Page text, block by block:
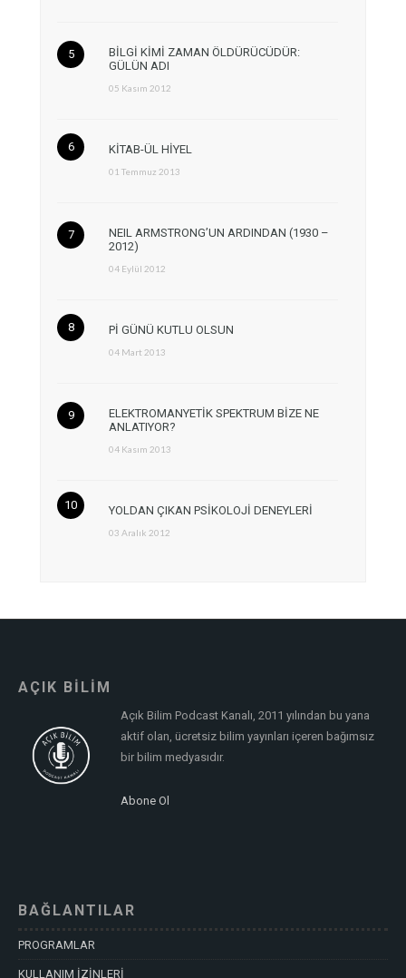
BİLGİ KİMİ ZAMAN ÖLDÜRÜCÜDÜR:
GÜLÜN ADI
05 Kasım 2012
KİTAB-ÜL HİYEL
01 Temmuz 2013
NEIL ARMSTRONG’UN ARDINDAN (1930 –
2012)
04 Eylül 2012
Pİ GÜNÜ KUTLU OLSUN
04 Mart 2013
ELEKTROMANYETİK SPEKTRUM BİZE NE
ANLATIYOR?
04 Kasım 2013
YOLDAN ÇIKAN PSİKOLOJİ DENEYLERİ
03 Aralık 2012
AÇIK BİLİM
Açık Bilim Podcast Kanalı, 2011 yılından bu yana
aktif olan, ücretsiz bilim yayınları içeren bağımsız
bir bilim medyasıdır.
Abone Ol
BAĞLANTILAR
PROGRAMLAR
KULLANIM İZİNLERİ